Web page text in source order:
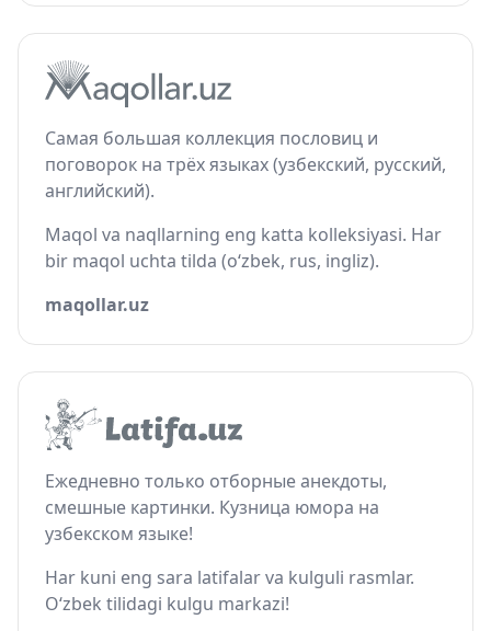
Самая большая коллекция пословиц и
поговорок на трёх языках (узбекский, русский,
английский).
Maqol va naqllarning eng katta kolleksiyasi. Har
bir maqol uchta tilda (o‘zbek, rus, ingliz).
maqollar.uz
Ежедневно только отборные анекдоты,
смешные картинки. Кузница юмора на
узбекском языке!
Har kuni eng sara latifalar va kulguli rasmlar.
O‘zbek tilidagi kulgu markazi!